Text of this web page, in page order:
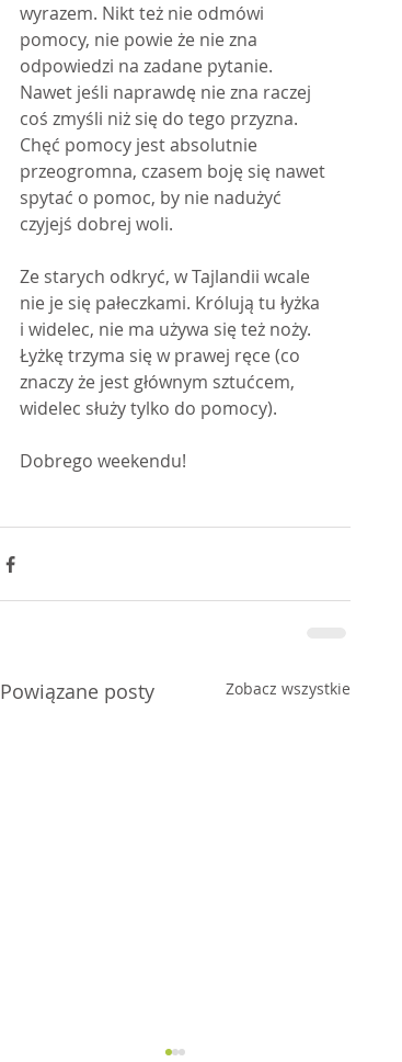
wyrazem. Nikt też nie odmówi
pomocy, nie powie że nie zna
odpowiedzi na zadane pytanie.
Nawet jeśli naprawdę nie zna raczej
coś zmyśli niż się do tego przyzna.
Chęć pomocy jest absolutnie
przeogromna, czasem boję się nawet
spytać o pomoc, by nie nadużyć
czyjejś dobrej woli.
Ze starych odkryć, w Tajlandii wcale
nie je się pałeczkami. Królują tu łyżka
i widelec, nie ma używa się też noży.
Łyżkę trzyma się w prawej ręce (co
znaczy że jest głównym sztućcem,
widelec służy tylko do pomocy).
Dobrego weekendu!
Powiązane posty Zobacz wszystkie